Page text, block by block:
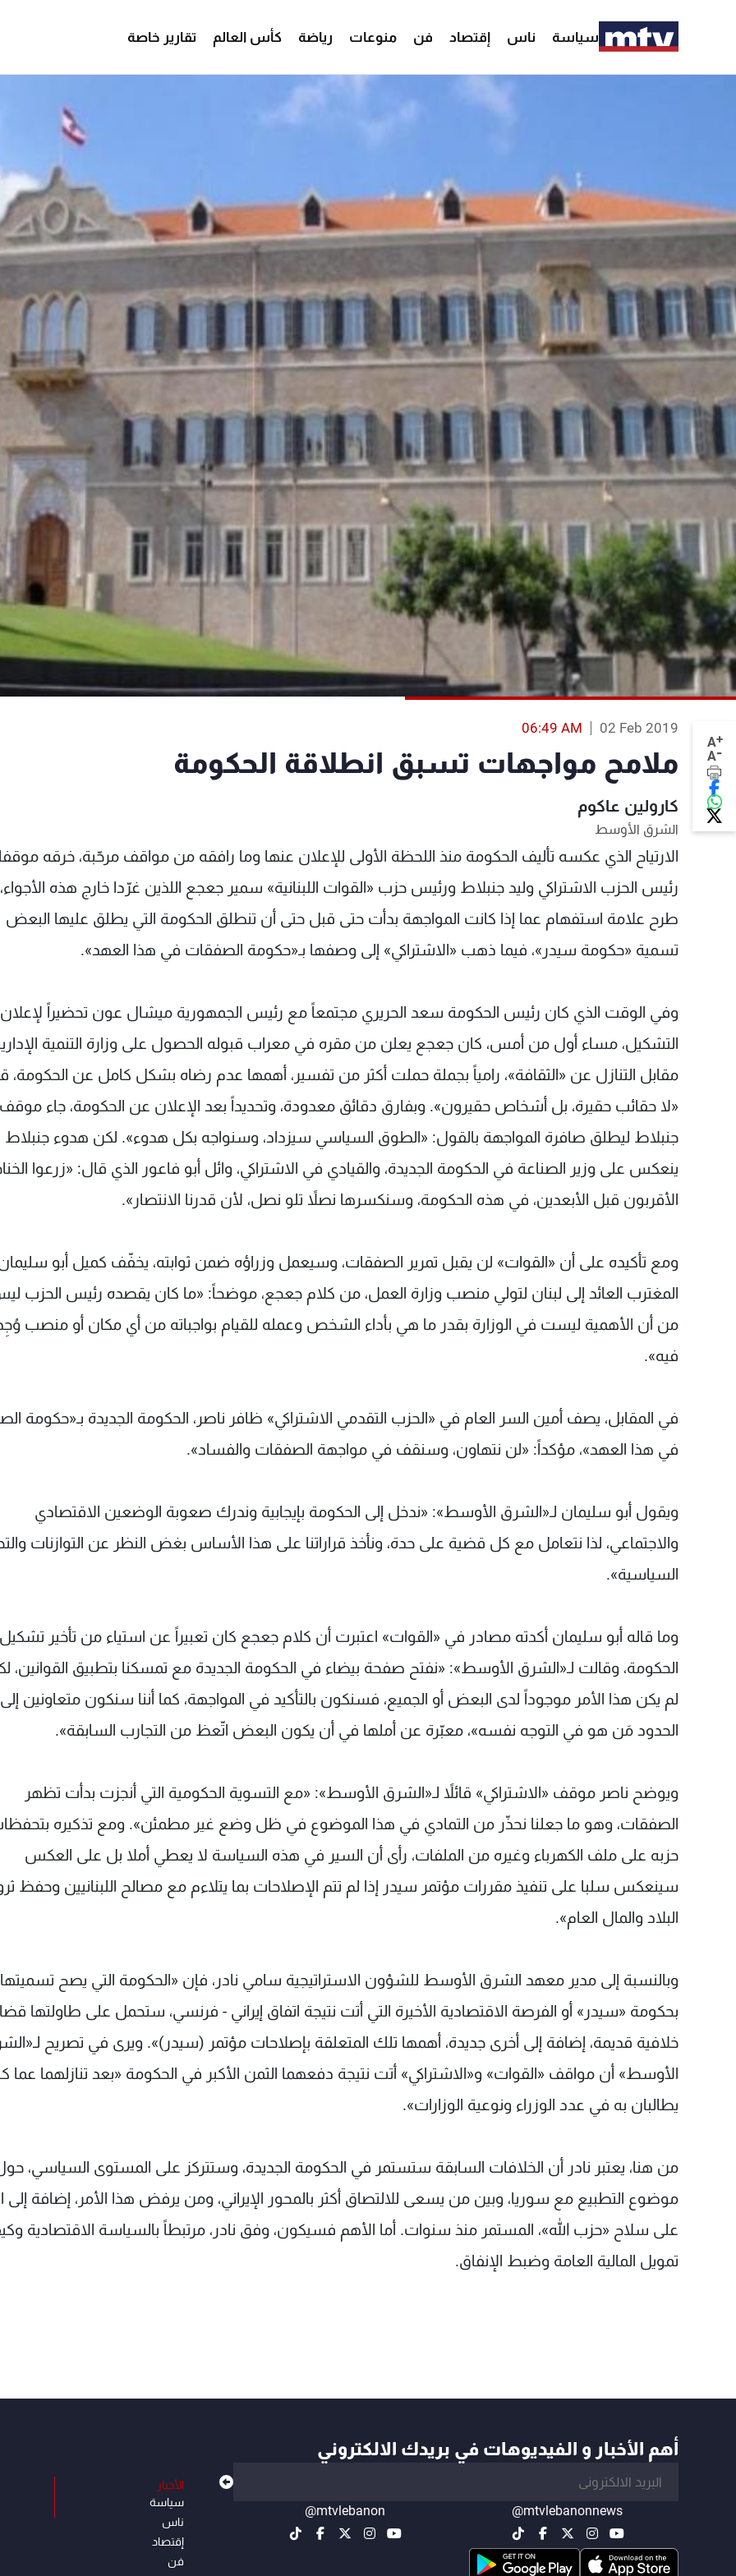
سياسة ناس إقتصاد فن منوعات رياضة كأس العالم تقارير خاصة
A+
A-
02 Feb 2019
06:49 AM
ملامح مواجهات تسبق انطلاقة الحكومة
كارولين عاكوم
الشرق الأوسط
الارتياح الذي عكسه تأليف الحكومة منذ اللحظة الأولى للإعلان عنها وما رافقه من مواقف مرحّبة، خرقه موقفا
رئيس الحزب الاشتراكي وليد جنبلاط ورئيس حزب «القوات اللبنانية» سمير جعجع اللذين غرّدا خارج هذه
طرح علامة استفهام عما إذا كانت المواجهة بدأت حتى قبل حتى أن تنطلق الحكومة التي يطلق عليها البعض
تسمية «حكومة سيدر»، فيما ذهب «الاشتراكي» إلى وصفها بـ«حكومة الصفقات في هذا العهد».
وفي الوقت الذي كان رئيس الحكومة سعد الحريري مجتمعاً مع رئيس الجمهورية ميشال عون تحضيراً لإعلان
التشكيل، مساء أول من أمس، كان جعجع يعلن من مقره في معراب قبوله الحصول على وزارة التنمية
مقابل التنازل عن «الثقافة»، رامياً بجملة حملت أكثر من تفسير، أهمها عدم رضاه بشكل كامل عن الحكومة،
«لا حقائب حقيرة، بل أشخاص حقيرون». وبفارق دقائق معدودة، وتحديداً بعد الإعلان عن الحكومة، جاء موقف
جنبلاط ليطلق صافرة المواجهة بالقول: «الطوق السياسي سيزداد، وسنواجه بكل هدوء». لكن هدوء جنبلاط
ينعكس على وزير الصناعة في الحكومة الجديدة، والقيادي في الاشتراكي، وائل أبو فاعور الذي قال: «زرعوا
الأقربون قبل الأبعدين، في هذه الحكومة، وسنكسرها نصلاً تلو نصل، لأن قدرنا الانتصار».
ومع تأكيده على أن «القوات» لن يقبل تمرير الصفقات، وسيعمل وزراؤه ضمن ثوابته، يخفّف كميل أبو
المغترب العائد إلى لبنان لتولي منصب وزارة العمل، من كلام جعجع، موضحاً: «ما كان يقصده رئيس الحزب
من أن الأهمية ليست في الوزارة بقدر ما هي بأداء الشخص وعمله للقيام بواجباته من أي مكان أو منصب
فيه».
في المقابل، يصف أمين السر العام في «الحزب التقدمي الاشتراكي» ظافر ناصر، الحكومة الجديدة بـ«حكومة
في هذا العهد»، مؤكداً: «لن نتهاون، وسنقف في مواجهة الصفقات والفساد».
ويقول أبو سليمان لـ«الشرق الأوسط»: «ندخل إلى الحكومة بإيجابية وندرك صعوبة الوضعين الاقتصادي
والاجتماعي، لذا نتعامل مع كل قضية على حدة، ونأخذ قراراتنا على هذا الأساس بغض النظر عن التوازنات
السياسية».
وما قاله أبو سليمان أكدته مصادر في «القوات» اعتبرت أن كلام جعجع كان تعبيراً عن استياء من تأخير تشكيل
الحكومة، وقالت لـ«الشرق الأوسط»: «نفتح صفحة بيضاء في الحكومة الجديدة مع تمسكنا بتطبيق القوانين،
لم يكن هذا الأمر موجوداً لدى البعض أو الجميع، فسنكون بالتأكيد في المواجهة، كما أننا سنكون متعاونين إلى
الحدود مَن هو في التوجه نفسه»، معبّرة عن أملها في أن يكون البعض اتّعظ من التجارب السابقة».
ويوضح ناصر موقف «الاشتراكي» قائلاً لـ«الشرق الأوسط»: «مع التسوية الحكومية التي أنجزت بدأت تظهر
الصفقات، وهو ما جعلنا نحذّر من التمادي في هذا الموضوع في ظل وضع غير مطمئن». ومع تذكيره
حزبه على ملف الكهرباء وغيره من الملفات، رأى أن السير في هذه السياسة لا يعطي أملا بل على العكس
سينعكس سلبا على تنفيذ مقررات مؤتمر سيدر إذا لم تتم الإصلاحات بما يتلاءم مع مصالح اللبنانيين وحفظ
البلاد والمال العام».
وبالنسبة إلى مدير معهد الشرق الأوسط للشؤون الاستراتيجية سامي نادر، فإن «الحكومة التي يصح تسميتها
بحكومة «سيدر» أو الفرصة الاقتصادية الأخيرة التي أتت نتيجة اتفاق إيراني - فرنسي، ستحمل على طاولتها
خلافية قديمة، إضافة إلى أخرى جديدة، أهمها تلك المتعلقة بإصلاحات مؤتمر (سيدر)». ويرى في تصريح
الأوسط» أن مواقف «القوات» و«الاشتراكي» أتت نتيجة دفعهما الثمن الأكبر في الحكومة «بعد تنازلهما عما
يطالبان به في عدد الوزراء ونوعية الوزارات».
من هنا، يعتبر نادر أن الخلافات السابقة ستستمر في الحكومة الجديدة، وستتركز على المستوى السياسي،
موضوع التطبيع مع سوريا، وبين من يسعى للالتصاق أكثر بالمحور الإيراني، ومن يرفض هذا الأمر، إضافة إلى
على سلاح «حزب الله»، المستمر منذ سنوات. أما الأهم فسيكون، وفق نادر، مرتبطاً بالسياسة الاقتصادية
تمويل المالية العامة وضبط الإنفاق.
أهم الأخبار و الفيديوهات في بريدك الالكتروني
@mtvlebanonnews
@mtvlebanon
الأخبار
سياسة
ناس
إقتصاد
فن